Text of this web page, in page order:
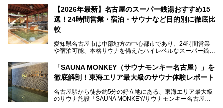
この地で30年にわたり愛され続けてきた施設だからこそ、
地元住民をはじめオープンを待ちわびている人も多いのでは
ないでしょうか。
老朽化した設備の補修を機に、2年前からじっくり構想を練
ってきたというだけあって、館内の充実度は想像以上。
以前の4倍に拡張したという露天エリアや10の浴槽、40人収
容の巨大なスタジアムサウナに、岩盤浴やリラクゼーション
までまるごと楽しめる施設に生まれ変わりました。
今回は、全面リニューアルして新しくなった「スパアクアス
【2026年最新】名古屋のスーパー銭湯おすすめ15
選！24時間営業・宿泊・サウナなど目的別に徹底比
較
愛知県名古屋市は中部地方の中心都市であり、24時間営業
や宿泊可能、本格サウナを備えたハイレベルなスーパー銭湯
そのため、「日々の仕事の疲れを心身ともにリセットした
い」「休日に時間を忘れて1日中ダラダラ過ごしたい」「コ
くある点が魅力です！
「SAUNA MONKEY（サウナモンキー名古屋）」を
徹底解剖！東海エリア最大級のサウナ体験レポート
名古屋駅から徒歩約5分の好立地にある、東海エリア最大級
のサウナ施設「SAUNA MONKEY/サウナモンキー名古屋」